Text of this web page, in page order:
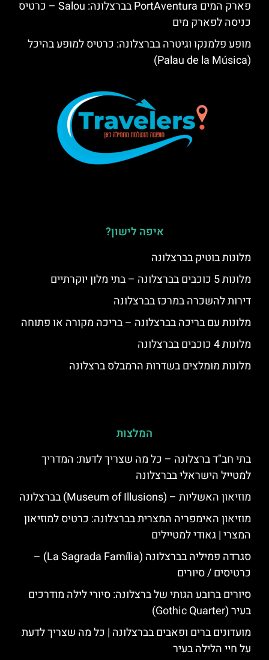
פארק המים PortAventura בברצלונה: Salou – כרטיס
כניסה לפארק מים
מופע פלמנקו וגיטרה בברצלונה: כרטיס למופע בהיכל
(Palau de la Música)
איפה לישון?
מלונות בוטיק בברצלונה
מלונות 5 כוכבים בברצלונה – בתי מלון יוקרתיים
דירות להשכרה במרכז בברצלונה
מלונות עם בריכה בברצלונה – בריכה מקורה או פתוחה
מלונות 4 כוכבים בברצלונה
מלונות מומלצים בשדרות הרמבלס ברצלונה
המלצות
בתי חב"ד ברצלונה – כל מה שצריך לדעת: המדריך
למטייל הישראלי בברצלונה
מוזיאון האשליות – (Museum of Illusions) בברצלונה
מוזיאון האימפריה המצרית בברצלונה: כרטיס למוזיאון
המצרי | גאודי למטיילים
סגרדה פמיליה בברצלונה (La Sagrada Família) –
כרטיסים / סיורים
סיורים ברובע הגותי של ברצלונה: סיורי לילה מודרכים
בעיר (Gothic Quarter)
מועדונים ברים ופאבים בברצלונה | כל מה שצריך לדעת
על חיי הלילה בעיר